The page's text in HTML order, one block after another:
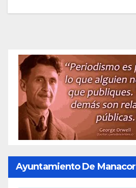
Ayuntamiento De Manacor